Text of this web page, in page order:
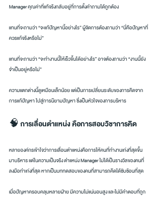
Manager คุณค่าที่แท้จริงกลับอยู่ที่การตั้งคำถามได้ถูกต้อง
แทนที่จะถามว่า “จะแก้ปัญหานี้อย่างไร” ผู้จัดการต้องถามว่า “นี่คือปัญหาที่
ควรแก้จริงหรือไม่”
แทนที่จะถามว่า “จะทำงานนี้ให้เร็วขึ้นได้อย่างไร” อาจต้องถามว่า “งานนี้ยัง
จำเป็นอยู่หรือไม่”
ความแตกต่างนี้ดูเหมือนเล็กน้อย แต่เป็นการเปลี่ยนระดับของการคิดจาก
การแก้ปัญหา ไปสู่การนิยามปัญหา ซึ่งเป็นหัวใจของการบริหาร
🧠 การเลื่อนตำแหน่ง คือการสอบวิชาการคิด
หลายองค์กรเข้าใจว่าการเลื่อนตำแหน่งคือการให้คนที่ทำงานเก่งที่สุดขึ้น
มาบริหาร แต่ในความเป็นจริง ตำแหน่ง Manager ไม่ได้เป็นรางวัลของคนที่
ลงมือทำเก่งที่สุด หากเป็นบททดสอบของคนที่สามารถคิดได้ซับซ้อนที่สุด
เมื่อปัญหาครอบคลุมหลายฝ่าย มีความไม่แน่นอนสูง และไม่มีคำตอบที่ถูก